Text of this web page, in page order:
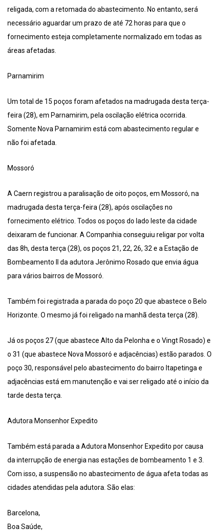
religada, com a retomada do abastecimento. No entanto, será
necessário aguardar um prazo de até 72 horas para que o
fornecimento esteja completamente normalizado em todas as
áreas afetadas.
Parnamirim
Um total de 15 poços foram afetados na madrugada desta terça-
feira (28), em Parnamirim, pela oscilação elétrica ocorrida.
Somente Nova Parnamirim está com abastecimento regular e
não foi afetada.
Mossoró
A Caern registrou a paralisação de oito poços, em Mossoró, na
madrugada desta terça-feira (28), após oscilações no
fornecimento elétrico. Todos os poços do lado leste da cidade
deixaram de funcionar. A Companhia conseguiu religar por volta
das 8h, desta terça (28), os poços 21, 22, 26, 32 e a Estação de
Bombeamento II da adutora Jerônimo Rosado que envia água
para vários bairros de Mossoró.
Também foi registrada a parada do poço 20 que abastece o Belo
Horizonte. O mesmo já foi religado na manhã desta terça (28).
Já os poços 27 (que abastece Alto da Pelonha e o Vingt Rosado) e
o 31 (que abastece Nova Mossoró e adjacências) estão parados. O
poço 30, responsável pelo abastecimento do bairro Itapetinga e
adjacências está em manutenção e vai ser religado até o início da
tarde desta terça.
Adutora Monsenhor Expedito
Também está parada a Adutora Monsenhor Expedito por causa
da interrupção de energia nas estações de bombeamento 1 e 3.
Com isso, a suspensão no abastecimento de água afeta todas as
cidades atendidas pela adutora. São elas:
Barcelona,
Boa Saúde,